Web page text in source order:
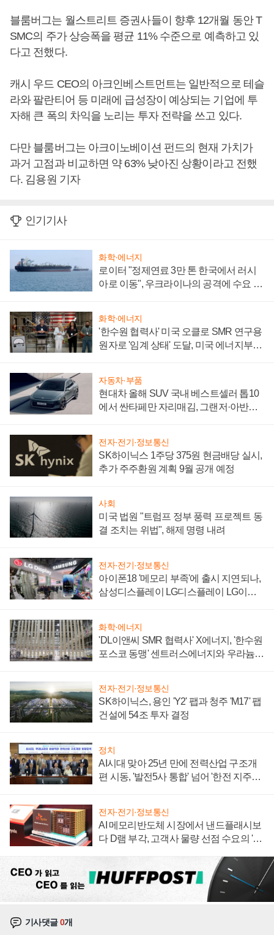
블룸버그는 월스트리트 증권사들이 향후 12개월 동안 T
SMC의 주가 상승폭을 평균 11% 수준으로 예측하고 있
다고 전했다.
캐시 우드 CEO의 아크인베스트먼트는 일반적으로 테슬
라와 팔란티어 등 미래에 급성장이 예상되는 기업에 투
자해 큰 폭의 차익을 노리는 투자 전략을 쓰고 있다.
다만 블룸버그는 아크이노베이션 펀드의 현재 가치가
과거 고점과 비교하면 약 63% 낮아진 상황이라고 전했
다. 김용원 기자
인기기사
화학·에너지
로이터 "정제연료 3만 톤 한국에서 러시
아로 이동", 우크라이나의 공격에 수요 늘
화학·에너지
'한수원 협력사' 미국 오클로 SMR 연구용
원자로 '임계 상태' 도달, 미국 에너지부
자동차·부품
현대차 올해 SUV 국내 베스트셀러 톱10
에서 싼타페만 자리매김, 그랜저·아반떼
전자·전기·정보통신
SK하이닉스 1주당 375원 현금배당 실시,
추가 주주환원 계획 9월 공개 예정
사회
미국 법원 "트럼프 정부 풍력 프로젝트 동
결 조치는 위법", 해제 명령 내려
전자·전기·정보통신
아이폰18 '메모리 부족'에 출시 지연되나,
삼성디스플레이 LG디스플레이 LG이노
화학·에너지
'DL이앤씨 SMR 협력사' X에너지, '한수원
포스코 동맹' 센트러스에너지와 우라늄
전자·전기·정보통신
SK하이닉스, 용인 'Y2' 팹과 청주 'M17' 팹
건설에 54조 투자 결정
정치
AI시대 맞아 25년 만에 전력산업 구조개
편 시동, '발전5사 통합' 넘어 '한전 지주사'
전자·전기·정보통신
AI 메모리반도체 시장에서 낸드플래시보
다 D램 부각, 고객사 물량 선점 수요의 '우
기사댓글0개